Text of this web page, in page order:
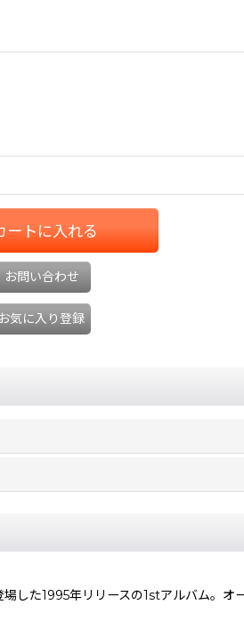
ートに入れる
お問い合わせ
お気に入り登録
した1995年リリースの1stアルバム。